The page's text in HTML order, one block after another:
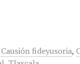
Causión fideyusoria,